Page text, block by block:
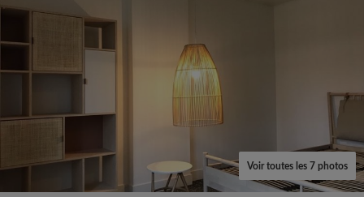
Voir toutes les 7 photos